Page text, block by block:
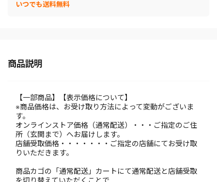
いつでも送料無料
商品説明
【一部商品】【表示価格について】
※商品価格は、お受け取り方法によって変動がございま
す。
オンラインストア価格（通常配送）・・・ご指定のご住
所（玄関まで）へお届けします。
店舗受取価格・・・・・・・ご指定の店舗にてお受け取
りいただきます。
商品カゴの「通常配送」カートにて通常配送と店舗受取
を切り替えていただくことで